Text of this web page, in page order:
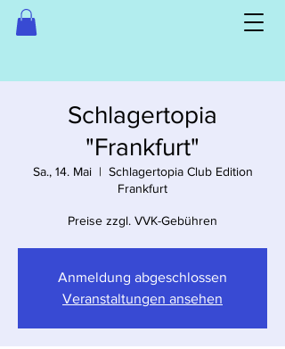
Schlagertopia
"Frankfurt"
Sa., 14. Mai
  |
Schlagertopia Club Edition
Frankfurt
Preise zzgl. VVK-Gebühren
Anmeldung abgeschlossen
Veranstaltungen ansehen